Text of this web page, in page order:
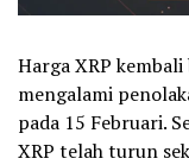
Harga XRP
mengalami
pada 15 Februari.
XRP telah turun